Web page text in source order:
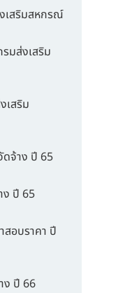
เสริมสหกรณ์
มส่งเสริม
เสริม
จ้าง ปี 65
ง ปี 65
สอบราคา ปี
ง ปี 66